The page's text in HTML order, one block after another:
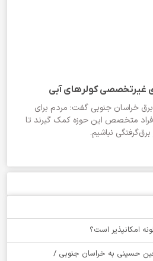
غیرتخصصی کولرهای آبی
خراسان جنوبی گفت: مردم برای
افراد متخصص این حوزه کمک گیرند تا
نباشیم.
امکانپذیر است؟
زائر اربعین حسینی به خراسان جنوبی /